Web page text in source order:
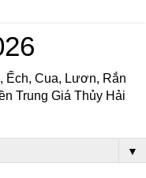
Ếch, Cua, Lươn, Rắn
Trung Giá Thủy Hải
▼